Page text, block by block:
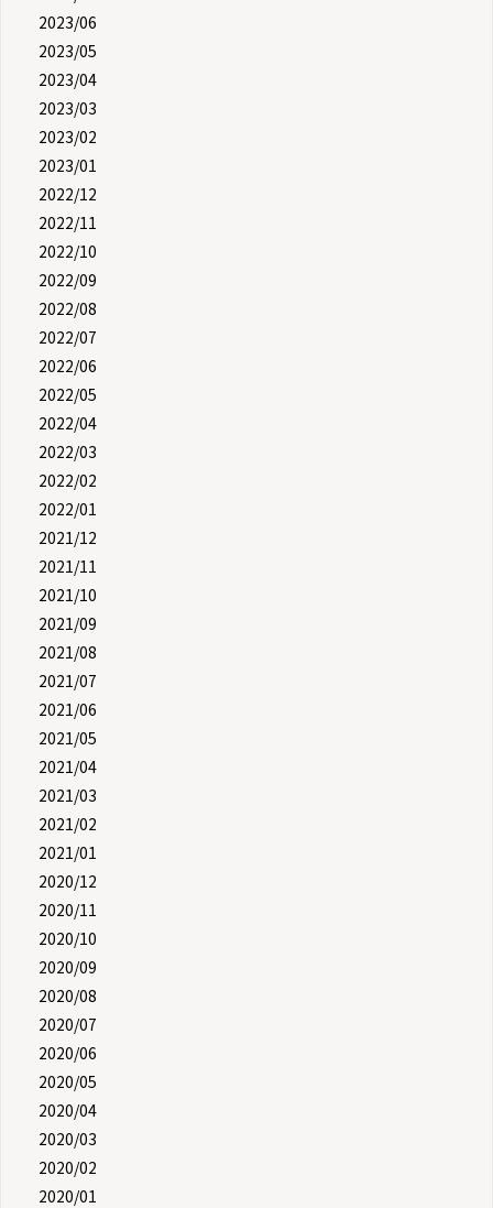
2023/06
2023/05
2023/04
2023/03
2023/02
2023/01
2022/12
2022/11
2022/10
2022/09
2022/08
2022/07
2022/06
2022/05
2022/04
2022/03
2022/02
2022/01
2021/12
2021/11
2021/10
2021/09
2021/08
2021/07
2021/06
2021/05
2021/04
2021/03
2021/02
2021/01
2020/12
2020/11
2020/10
2020/09
2020/08
2020/07
2020/06
2020/05
2020/04
2020/03
2020/02
2020/01